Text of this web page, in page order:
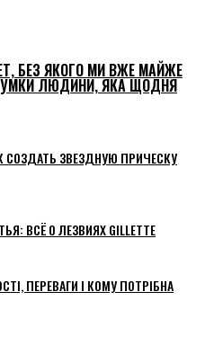
БЕЗ ЯКОГО МИ ВЖЕ МАЙЖЕ
ЛЮДИНИ, ЯКА ЩОДНЯ
ЗВЕЗДНУЮ ПРИЧЕСКУ
ВСЁ О ЛЕЗВИЯХ GILLETTE
ПЕРЕВАГИ І КОМУ ПОТРІБНА